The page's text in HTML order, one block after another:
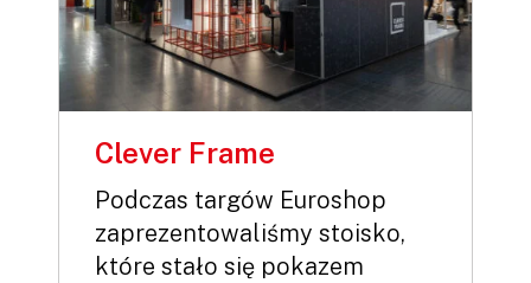
Clever Frame
Podczas targów Euroshop
zaprezentowaliśmy stoisko,
które stało się pokazem